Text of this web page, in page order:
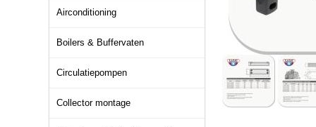
Airconditioning
Boilers & Buffervaten
Circulatiepompen
Collector montage